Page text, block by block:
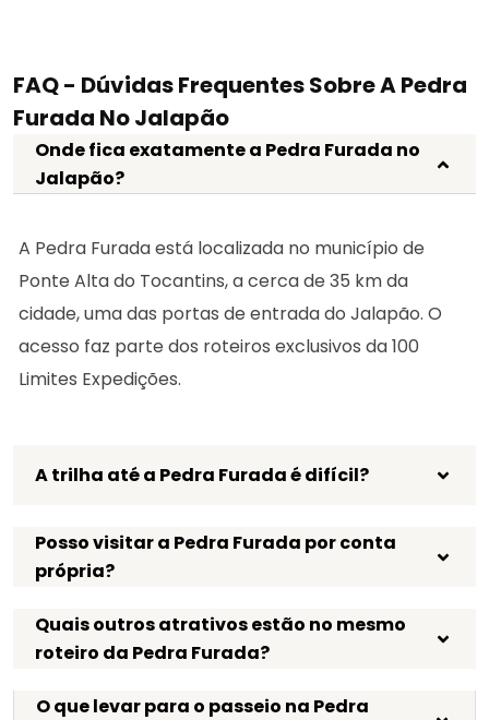
FAQ - Dúvidas Frequentes Sobre A Pedra
Furada No Jalapão
Onde fica exatamente a Pedra Furada no
Jalapão?
A Pedra Furada está localizada no município de
Ponte Alta do Tocantins, a cerca de 35 km da
cidade, uma das portas de entrada do Jalapão. O
acesso faz parte dos roteiros exclusivos da 100
Limites Expedições.
A trilha até a Pedra Furada é difícil?
Posso visitar a Pedra Furada por conta
própria?
Quais outros atrativos estão no mesmo
roteiro da Pedra Furada?
O que levar para o passeio na Pedra